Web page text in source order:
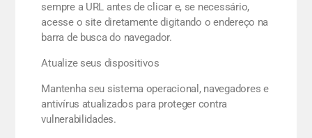
sempre a URL antes de clicar e, se necessário,
acesse o site diretamente digitando o endereço na
barra de busca do navegador.
Atualize seus dispositivos
Mantenha seu sistema operacional, navegadores e
antivírus atualizados para proteger contra
vulnerabilidades.